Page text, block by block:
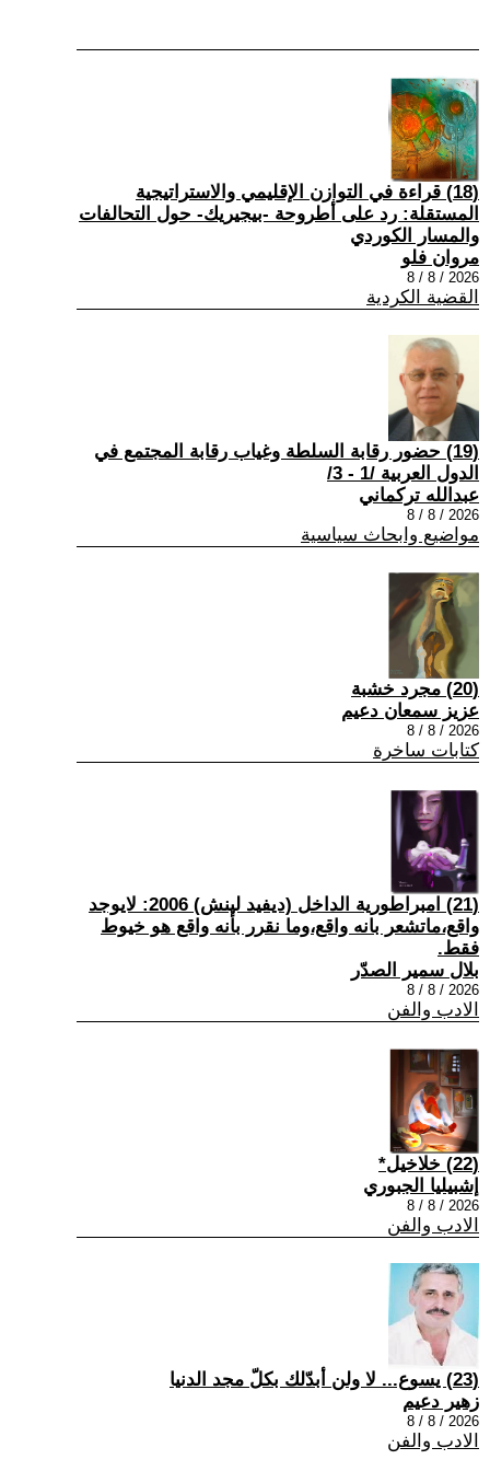
(18) قراءة في التوازن الإقليمي والاستراتيجية
المستقلة: رد على أطروحة -بيجيريك- حول التحالفات
والمسار الكوردي
مروان فلو
2026 / 8 / 8
القضية الكردية
(19) حضور رقابة السلطة وغياب رقابة المجتمع في
الدول العربية /1 - 3/
عبدالله تركماني
2026 / 8 / 8
مواضيع وابحاث سياسية
(20) مجرد خشبة
عزيز سمعان دعيم
2026 / 8 / 8
كتابات ساخرة
(21) امبراطورية الداخل (ديفيد لينش) 2006: لايوجد
واقع،ماتشعر بانه واقع،وما نقرر بأنه واقع هو خيوط
فقط.
بلال سمير الصدّر
2026 / 8 / 8
الادب والفن
(22) خلاخيل*
إشبيليا الجبوري
2026 / 8 / 8
الادب والفن
(23) يسوع... لا ولن أبدّلك بكلّ مجد الدنيا
زهير دعيم
2026 / 8 / 8
الادب والفن